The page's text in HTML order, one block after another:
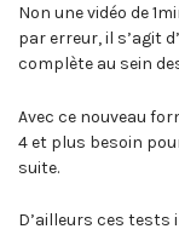
Non une vidéo de
par erreur, il s’agit
complète au sein
Avec ce nouveau
4 et plus besoin
suite.
D’ailleurs ces tests